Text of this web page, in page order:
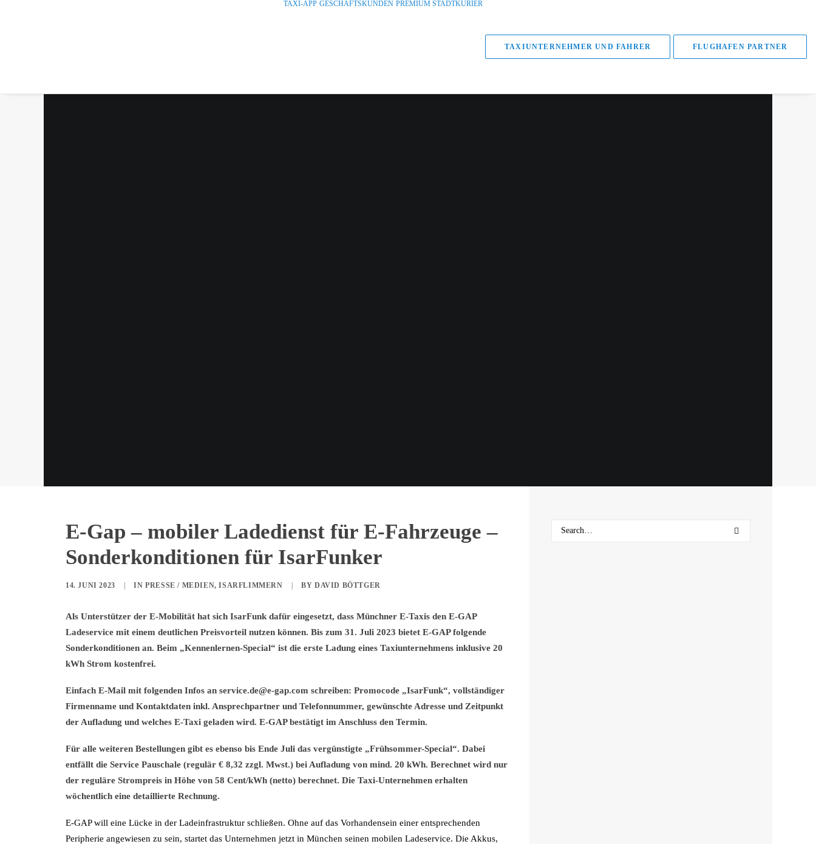
TAXI-APP GESCHÄFTSKUNDEN PREMIUM STADTKURIER
TAXIUNTERNEHMER UND FAHRER FLUGHAFEN PARTNER
E-Gap – mobiler Ladedienst für E-Fahrzeuge –
Sonderkonditionen für IsarFunker
14. JUNI 2023 INPRESSE / MEDIEN,ISARFLIMMERN BYDAVID BÖTTGER
Als Unterstützer der E-Mobilität hat sich IsarFunk dafür eingesetzt, dass Münchner E-Taxis den E-GAP
Ladeservice mit einem deutlichen Preisvorteil nutzen können. Bis zum 31. Juli 2023 bietet E-GAP folgende
Sonderkonditionen an. Beim „Kennenlernen-Special“ ist die erste Ladung eines Taxiunternehmens inklusive 20
kWh Strom kostenfrei.
Einfach E-Mail mit folgenden Infos an service.de@e-gap.com schreiben: Promocode „IsarFunk“, vollständiger
Firmenname und Kontaktdaten inkl. Ansprechpartner und Telefonnummer, gewünschte Adresse und Zeitpunkt
der Aufladung und welches E-Taxi geladen wird. E-GAP bestätigt im Anschluss den Termin.
Für alle weiteren Bestellungen gibt es ebenso bis Ende Juli das vergünstigte „Frühsommer-Special“. Dabei
entfällt die Service Pauschale (regulär € 8,32 zzgl. Mwst.) bei Aufladung von mind. 20 kWh. Berechnet wird nur
der reguläre Strompreis in Höhe von 58 Cent/kWh (netto) berechnet. Die Taxi-Unternehmen erhalten
wöchentlich eine detaillierte Rechnung.
E-GAP will eine Lücke in der Ladeinfrastruktur schließen. Ohne auf das Vorhandensein einer entsprechenden
Peripherie angewiesen zu sein, startet das Unternehmen jetzt in München seinen mobilen Ladeservice. Die Akkus,